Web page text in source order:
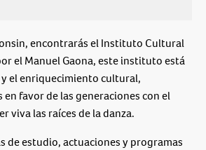
encontrarás el Instituto Cultural
el Manuel Gaona, este instituto está
y el enriquecimiento cultural,
favor de las generaciones con el
viva las raíces de la danza.
de estudio, actuaciones y programas